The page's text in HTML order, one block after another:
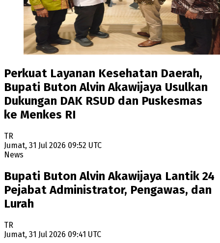
Perkuat Layanan Kesehatan Daerah,
Bupati Buton Alvin Akawijaya Usulkan
Dukungan DAK RSUD dan Puskesmas
ke Menkes RI
TR
Jumat, 31 Jul 2026 09:52 UTC
News
Bupati Buton Alvin Akawijaya Lantik 24
Pejabat Administrator, Pengawas, dan
Lurah
TR
Jumat, 31 Jul 2026 09:41 UTC